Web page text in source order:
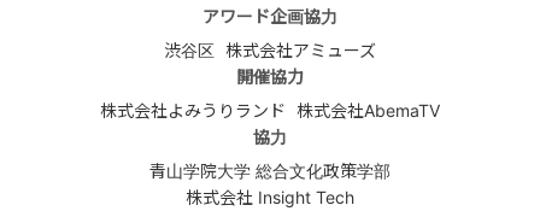
アワード企画協力
渋谷区 株式会社アミューズ
開催協力
株式会社よみうりランド
株式会社AbemaTV
協力
青山学院大学 総合文化政策学部
株式会社 Insight Tech